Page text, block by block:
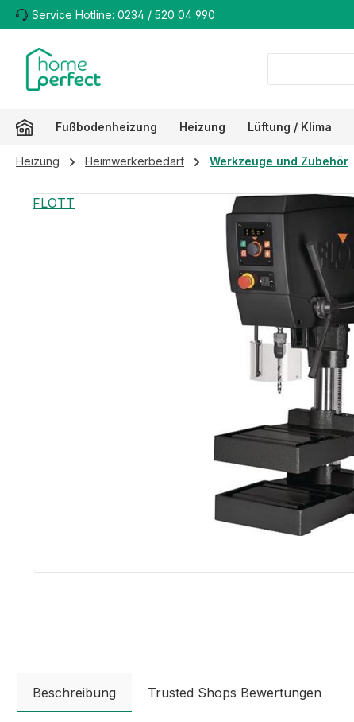
Hauptinhalt springen
Zur Suche springen
Zur Hauptnavigation springen
Service Hotline: 0234 / 520 04 990
Fußbodenheizung Heizung Lüftung / Klima
Heizung Heimwerkerbedarf Werkzeuge und Zubehör
FLOTT
Bildergalerie überspringen
Beschreibung Trusted Shops Bewertungen